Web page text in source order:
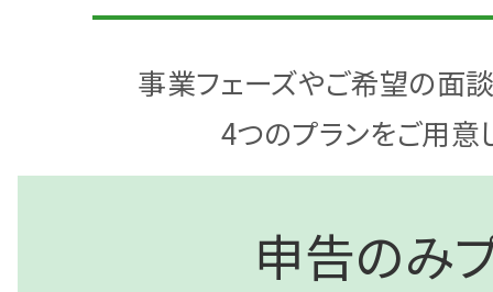
事業フェーズやご希望の面
4つのプランをご用意
申告のみ